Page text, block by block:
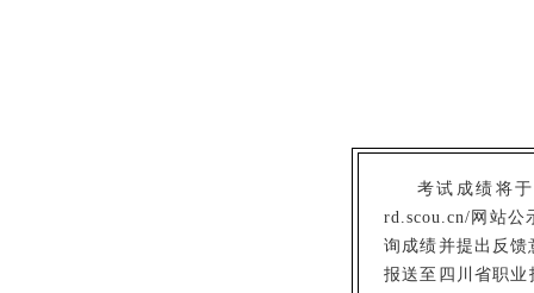
考试成绩将
rd.scou.cn/网站公
询成绩并提出反
报送至四川省职